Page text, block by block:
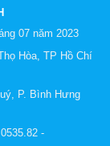
07 năm 2023
Hòa, TP Hồ Chí
P. Bình Hưng
-